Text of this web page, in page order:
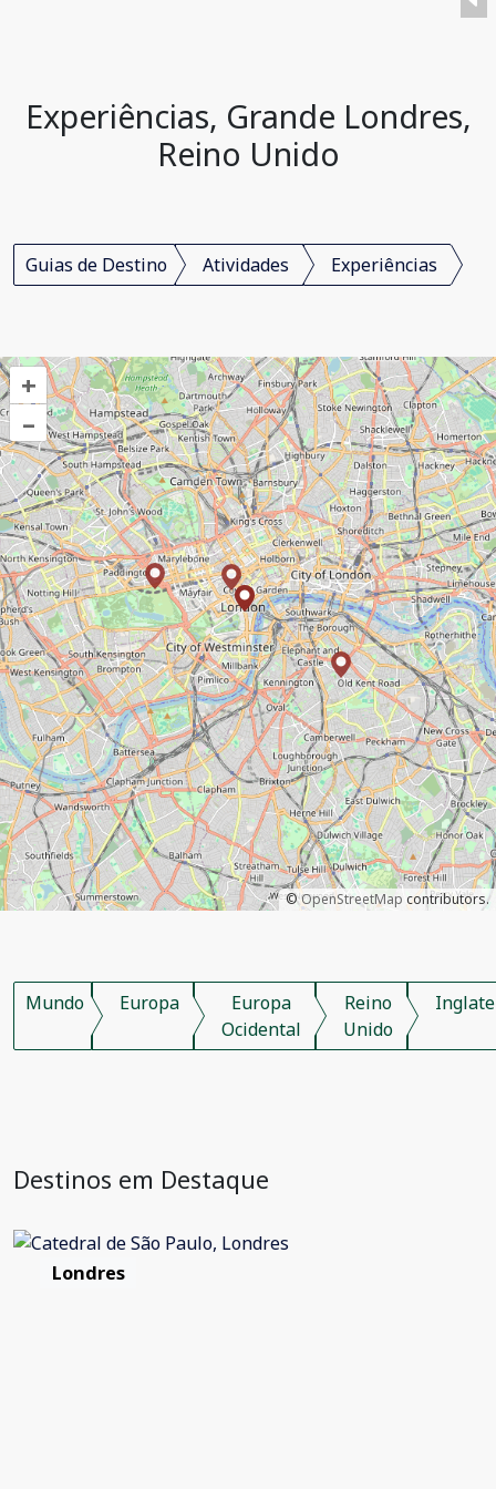
Experiências, Grande Londres,
Reino Unido
Guias de Destino Atividades Experiências
+
–
©OpenStreetMap contributors.
Mundo Europa
Europa
Ocidental
Reino
Unido
Destinos em Destaque
Londres